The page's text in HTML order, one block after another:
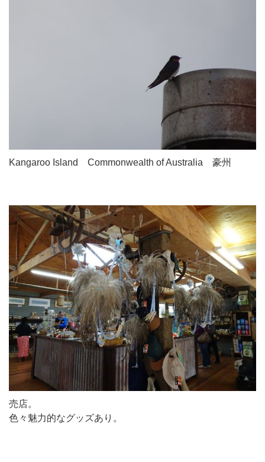
Kangaroo Island Commonwealth of Australia 豪州
売店。
色々魅力的なグッズあり。